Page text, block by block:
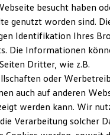
und Updates
ID.
besucht haben
genutzt worden sind.
Identifikation Ihres
Die Informationen
Dritter, wie z.B.
oder
auch auf anderen
werden kann. Wir
Verarbeitung solcher